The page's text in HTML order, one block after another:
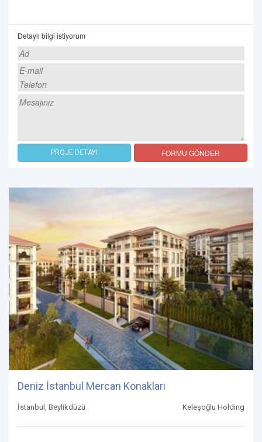
Detaylı bilgi istiyorum
PROJE DETAYI FORMU GÖNDER
Deniz İstanbul Mercan Konakları
İstanbul, Beylikdüzü Keleşoğlu Holding